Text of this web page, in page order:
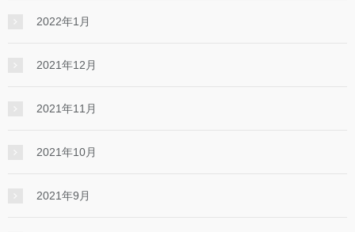
2022年1月
2021年12月
2021年11月
2021年10月
2021年9月